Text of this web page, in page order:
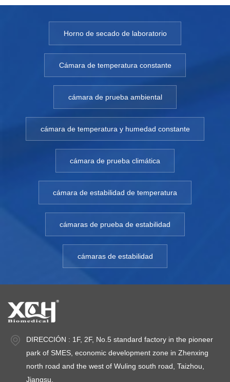
Horno de secado de laboratorio
Cámara de temperatura constante
cámara de prueba ambiental
cámara de temperatura y humedad constante
cámara de prueba climática
cámara de estabilidad de temperatura
cámaras de prueba de estabilidad
cámaras de estabilidad
DIRECCIÓN : 1F, 2F, No.5 standard factory in the pioneer
park of SMES, economic development zone in Zhenxing
north road and the west of Wuling south road, Taizhou,
Jiangsu.